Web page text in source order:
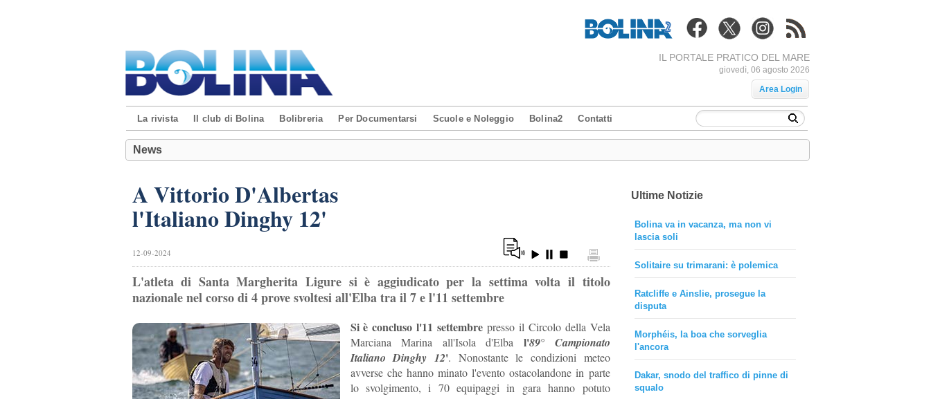
IL PORTALE PRATICO DEL MARE
giovedì, 06 agosto 2026
Area Login
La rivista Il club di Bolina Bolibreria Per Documentarsi Scuole e Noleggio Bolina2 Contatti
News
A Vittorio D'Albertas
l'Italiano Dinghy 12'
12-09-2024
L'atleta di Santa Margherita Ligure si è aggiudicato per la settima volta il titolo
nazionale nel corso di 4 prove svoltesi all'Elba tra il 7 e l'11 settembre
Si è concluso l'11 settembrepresso il Circolo della Vela
Marciana Marina all'Isola d'Elba l'89° Campionato
Italiano Dinghy 12'. Nonostante le condizioni meteo
avverse che hanno minato l'evento ostacolandone in parte
lo svolgimento, i 70 equipaggi in gara hanno potuto
Ultime Notizie
Bolina va in vacanza, ma non vi
lascia soli
Solitaire su trimarani: è polemica
Ratcliffe e Ainslie, prosegue la
disputa
Morphéis, la boa che sorveglia
l'ancora
Dakar, snodo del traffico di pinne di
squalo